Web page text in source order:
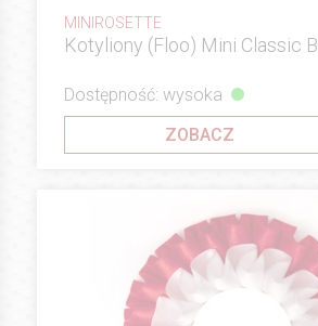
MINIROSETTE
Kotyliony (Floo) Mini Classic B
Dostępność: wysoka
ZOBACZ